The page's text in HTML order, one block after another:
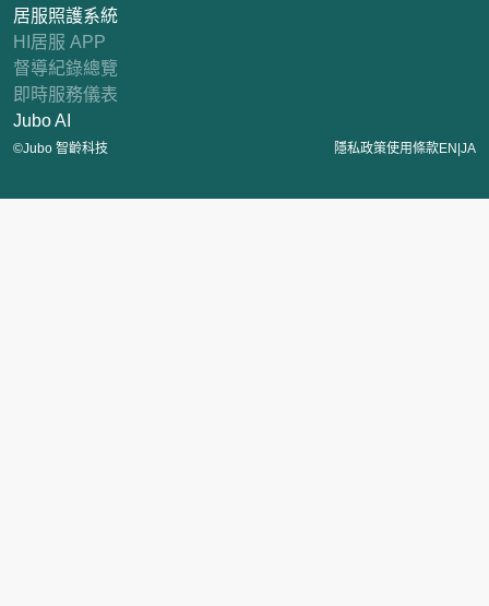
居服照護系統
HI居服 APP
督導紀錄總覽
即時服務儀表
Jubo AI
©Jubo 智齡科技 隱私政策使用條款EN |JA